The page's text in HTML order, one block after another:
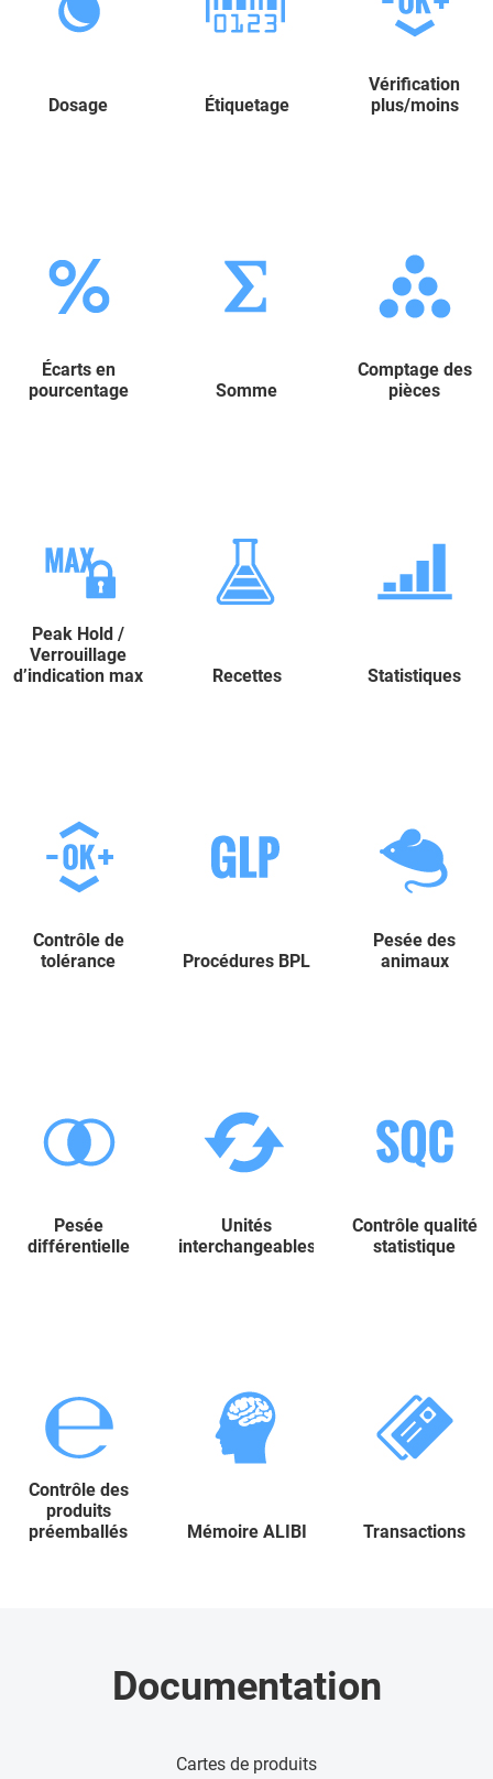
Dosage Étiquetage
Vérification
plus/moins
Écarts en
pourcentage
Somme
Comptage des
pièces
Peak Hold /
Verrouillage
d’indication max
Recettes Statistiques
Contrôle de
tolérance
Procédures BPL
Pesée des
animaux
Pesée
différentielle
Unités
interchangeables
Contrôle qualité
statistique
Contrôle des
produits
préemballés
Mémoire ALIBI Transactions
Documentation
Cartes de produits